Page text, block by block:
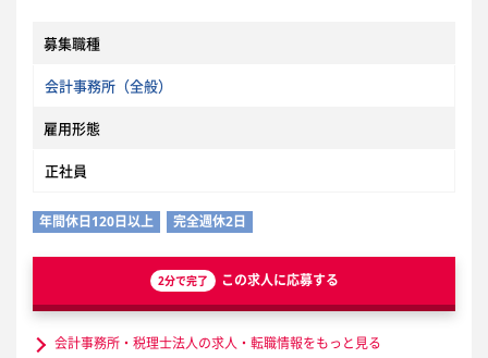
募集職種
会計事務所（全般）
雇用形態
正社員
年間休日120日以上 完全週休2日
2分で完了 この求人に応募する
会計事務所・税理士法人の求人・転職情報をもっと見る